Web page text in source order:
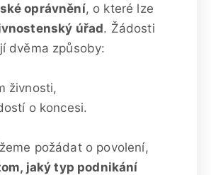
oprávnění, o které lze
úřad. Žádosti
dvěma způsoby:
živnosti,
o koncesi.
požádat o povolení,
jaký typ podnikání